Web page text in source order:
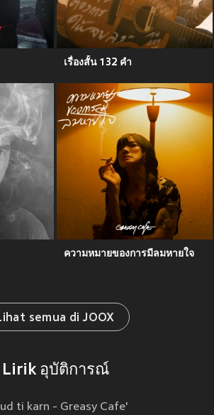
เรื่องสั้น 132 คำ
ความหมายของการมีลมหายใจ
semua di JOOX
Lirik อุบัติการณ์
ti karn - Greasy Cafe'